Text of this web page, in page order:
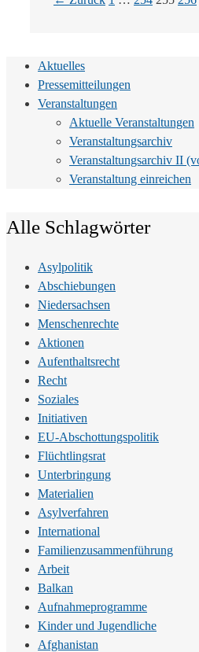
Aktuelles
Pressemitteilungen
Veranstaltungen
Aktuelle Veranstaltungen
Veranstaltungsarchiv
Veranstaltungsarchiv II
Veranstaltung einreichen
Alle Schlagwörter
Asylpolitik
Abschiebungen
Niedersachsen
Menschenrechte
Aktionen
Aufenthaltsrecht
Recht
Soziales
Initiativen
EU-Abschottungspolitik
Flüchtlingsrat
Unterbringung
Materialien
Asylverfahren
International
Familienzusammenführung
Arbeit
Balkan
Aufnahmeprogramme
Kinder und Jugendliche
Afghanistan